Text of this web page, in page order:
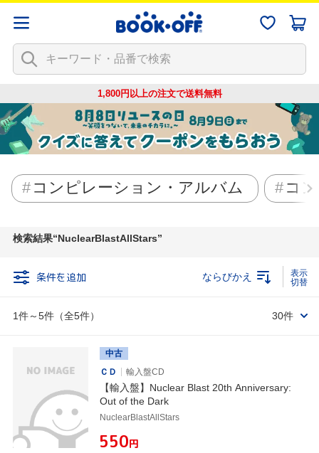
1,800円以上の注文で送料無料
コンピレーション・アルバム コ
検索結果 NuclearBlastAllStars
条件を追加
1件～5件（全5件）
ならびかえ
30件
中古
ＣＤ
輸入盤CD
【輸入盤】Nuclear Blast 20th Anniversary:
Out of the Dark
NuclearBlastAllStars
¥550円